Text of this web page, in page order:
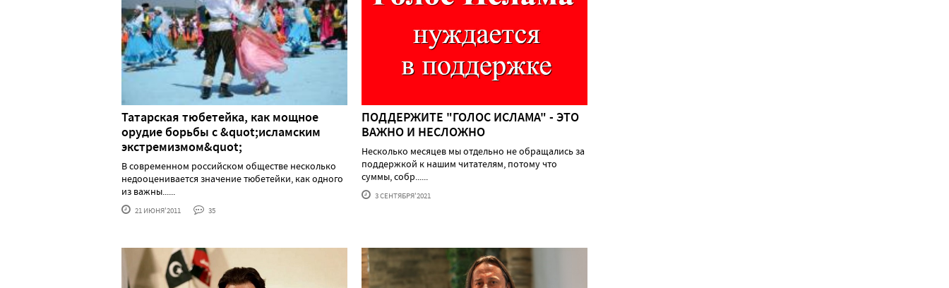
Татарская тюбетейка, как мощное
орудие борьбы с &quot;исламским
экстремизмом&quot;
В современном российском обществе несколько
недооценивается значение тюбетейки, как одного
из важны......
21 ИЮНЯ'2011 35
ПОДДЕРЖИТЕ "ГОЛОС ИСЛАМА" - ЭТО
ВАЖНО И НЕСЛОЖНО
Несколько месяцев мы отдельно не обращались за
поддержкой к нашим читателям, потому что
суммы, собр......
3 СЕНТЯБРЯ'2021